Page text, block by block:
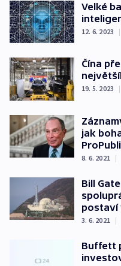
Velké
12. 6. 2023 |
Čína
19. 5. 2023 |
jak
8. 6. 2021 |
Bill
postaví
3. 6. 2021 |
Buffett